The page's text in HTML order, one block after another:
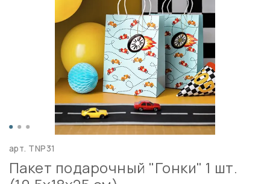
арт. TNP31
Пакет подарочный "Гонки" 1 шт.